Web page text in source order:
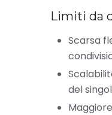
Limiti da
Scarsa
del